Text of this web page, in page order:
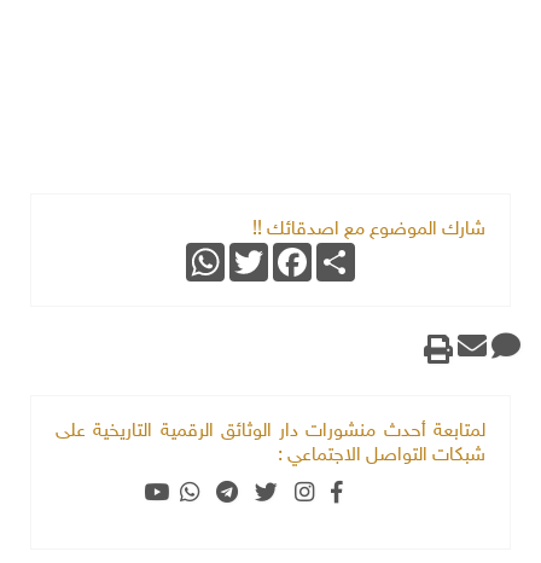
شارك الموضوع مع اصدقائك !!
Share
Facebook
Twitter
WhatsApp
لمتابعة أحدث منشورات دار الوثائق الرقمية التاريخية على
شبكات التواصل الاجتماعي :